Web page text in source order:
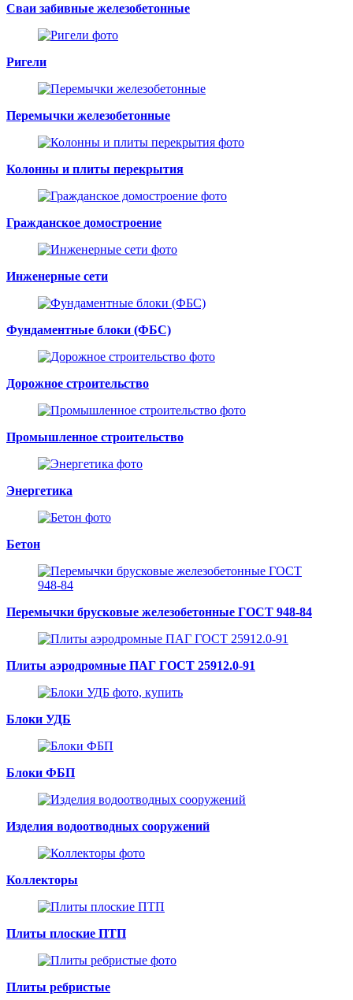
Сваи забивные железобетонные
Ригели
Перемычки железобетонные
Колонны и плиты перекрытия
Гражданское домостроение
Инженерные сети
Фундаментные блоки (ФБС)
Дорожное строительство
Промышленное строительство
Энергетика
Бетон
Перемычки брусковые железобетонные ГОСТ 948-84
Плиты аэродромные ПАГ ГОСТ 25912.0-91
Блоки УДБ
Блоки ФБП
Изделия водоотводных сооружений
Коллекторы
Плиты плоские ПТП
Плиты ребристые